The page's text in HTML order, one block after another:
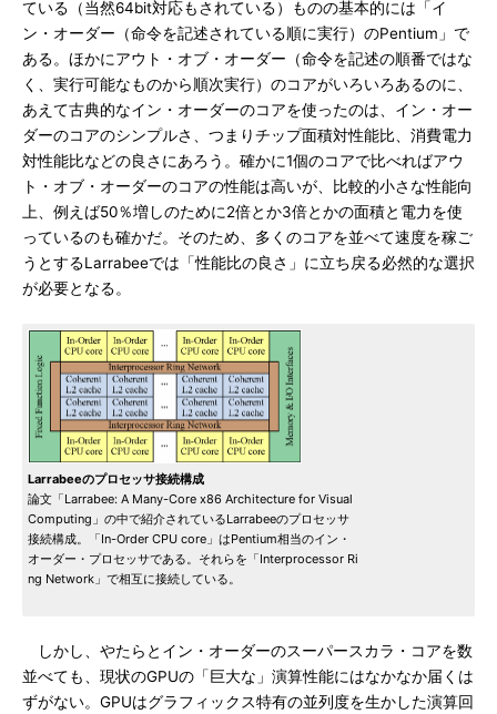
ている（当然64bit対応もされている）ものの基本的には「イ
ン・オーダー（命令を記述されている順に実行）のPentium」で
ある。ほかにアウト・オブ・オーダー（命令を記述の順番ではな
く、実行可能なものから順次実行）のコアがいろいろあるのに、
あえて古典的なイン・オーダーのコアを使ったのは、イン・オー
ダーのコアのシンプルさ、つまりチップ面積対性能比、消費電力
対性能比などの良さにあろう。確かに1個のコアで比べればアウ
ト・オブ・オーダーのコアの性能は高いが、比較的小さな性能向
上、例えば50％増しのために2倍とか3倍とかの面積と電力を使
っているのも確かだ。そのため、多くのコアを並べて速度を稼ご
うとするLarrabeeでは「性能比の良さ」に立ち戻る必然的な選択
が必要となる。
Larrabeeのプロセッサ接続構成
論文「Larrabee: A Many-Core x86 Architecture for Visual
Computing」の中で紹介されているLarrabeeのプロセッサ
接続構成。「In-Order CPU core」はPentium相当のイン・
オーダー・プロセッサである。それらを「Interprocessor Ri
ng Network」で相互に接続している。
しかし、やたらとイン・オーダーのスーパースカラ・コアを数
並べても、現状のGPUの「巨大な」演算性能にはなかなか届くは
ずがない。GPUはグラフィックス特有の並列度を生かした演算回